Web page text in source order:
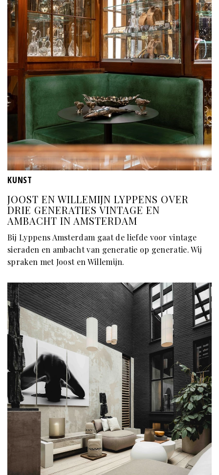
KUNST
JOOST EN WILLEMIJN LYPPENS OVER
DRIE GENERATIES VINTAGE EN
AMBACHT IN AMSTERDAM
Bij Lyppens Amsterdam gaat de liefde voor vintage
sieraden en ambacht van generatie op generatie. Wij
spraken met Joost en Willemijn.